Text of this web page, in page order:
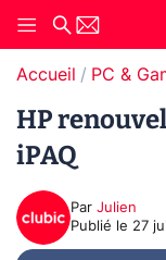
Accueil PC &
HP
iPAQ
Par Julien
Publié le 27